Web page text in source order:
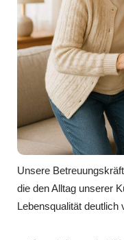
Unsere
die den Alltag unserer
Lebensqualität deutlich